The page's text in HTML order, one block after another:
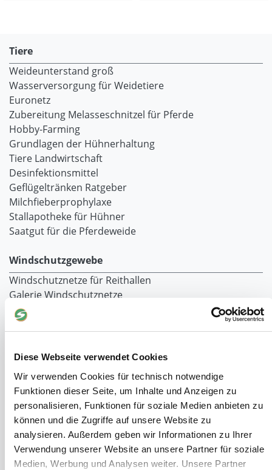
Diese Webseite verwendet Cookies
Wir verwenden Cookies für technisch notwendige
Funktionen dieser Seite, um Inhalte und Anzeigen zu
personalisieren, Funktionen für soziale Medien anbieten zu
können und die Zugriffe auf unsere Website zu
analysieren. Außerdem geben wir Informationen zu Ihrer
Verwendung unserer Website an unsere Partner für soziale
Medien, Werbung und Analysen weiter. Unsere Partner
Tiere
Weideunterstand groß
Wasserversorgung für Weidetiere
Euronetz
Zubereitung Melasseschnitzel für Pferde
Hobby-Farming
Grundlagen der Hühnerhaltung
Tiere Landwirtschaft
Desinfektionsmittel
Geflügeltränken Ratgeber
Milchfieberprophylaxe
Stallapotheke für Hühner
Saatgut für die Pferdeweide
Windschutzgewebe
Windschutznetze für Reithallen
Galerie Windschutznetze
Windschutznetz für Pferdeführanlagen
Windschutznetz für Pferdestall
Lubratec Fronten
Windschutznetz mit Ösen
Windschutznetz mit Keder
PVC Lamellen für Pferdeställe
Windschutznetz Meterware
Rollvorhang-Systeme
Schiebevorhang